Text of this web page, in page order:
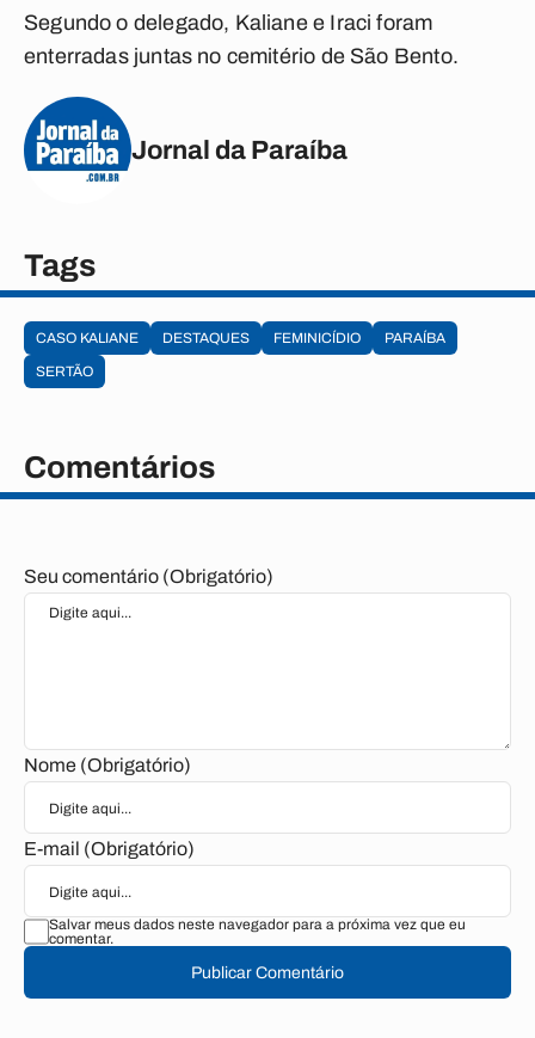
Segundo o delegado, Kaliane e Iraci foram
enterradas juntas no cemitério de São Bento.
Jornal da Paraíba
Tags
CASO KALIANE DESTAQUES FEMINICÍDIO
PARAÍBA
SERTÃO
Comentários
Seu comentário (Obrigatório)
Nome (Obrigatório)
E-mail (Obrigatório)
Salvar meus dados neste navegador para a próxima vez que eu
comentar.
Publicar Comentário